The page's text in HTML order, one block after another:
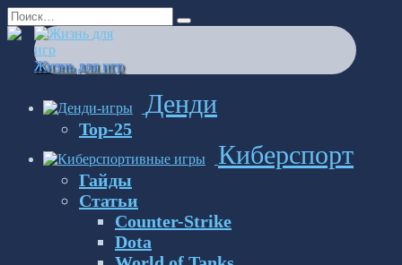
Перейти
к
содержанию
Search
for:
Жизнь для игр
Денди
Top-25
Киберспорт
Гайды
Статьи
Counter-Strike
Dota